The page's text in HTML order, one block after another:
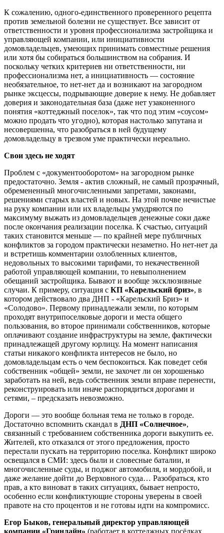
К сожалению, одного-единственного проверенного рецепта
против земельной болезни не существует. Все зависит от
ответственности и уровня профессионализма застройщика и
управляющей компании, или инициативности
домовладельцев, умеющих принимать совместные решения
или хотя бы собираться большинством на собрания. И
поскольку четких критериев ни ответственности, ни
профессионализма нет, а инициативность — состояние
необязательное, то нет-нет да и возникают на загородном
рынке эксцессы, подрывающие доверие к нему. Не добавляет
доверия и законодательная база (даже нет узаконенного
понятия «коттеджный поселок», так что под этим «соусом»
можно продать что угодно), которая настолько запутана и
несовершенна, что разобраться в ней будущему
домовладельцу в трезвом уме практически нереально.
Свои здесь не ходят
Проблем с «документооборотом» на загородном рынке
предостаточно. Земля - актив сложный, не самый прозрачный,
обремененный многочисленными запретами, законами,
решениями старых властей и новых. На этой почве нечистые
на руку компании или их владельцы умудряются по
максимуму выжать из домовладельцев денежные соки даже
после окончания реализации поселка. К счастью, ситуаций
таких становится меньше — по крайней мере публичных
конфликтов за городом практически незаметно. Но нет-нет да
и встретишь комментарии озлобленных клиентов,
недовольных то высокими тарифами, то некачественной
работой управляющей компании, то невыполнением
обещаний застройщика. Бывают и вообще эксклюзивные
случаи. К примеру, ситуация с КП «Карельский бриз», в
котором действовало два ДНП - «Карельский Бриз» и
«Солодово». Первому принадлежали земли, по которым
проходят внутрипоселковые дороги и места общего
пользования, во второе принимали собственников, которые
оплачивают создание инфраструктуры на земле, фактически
принадлежащей другому юрлицу. На момент написания
статьи никакого конфликта интересов не было, но
домовладельцам есть о чем беспокоиться. Как поведет себя
собственник «общей» земли, не захочет ли он хорошенько
заработать на ней, ведь собственник земли вправе перенести,
реконструировать или иначе распорядиться дорогами и
сетями, – предсказать невозможно.
Дороги — это вообще больная тема не только в городе.
Достаточно вспомнить скандал в ДНП «Солнечное»,
связанный с требованием собственника дороги выкупить ее.
Жителей, кто отказался от этого предложения, просто
перестали пускать на территорию поселка. Конфликт широко
освещался в СМИ: здесь были и словесные баталии, и
многочисленные суды, и поджог автомобиля, и мордобой, и
даже желание дойти до Верховного суда… Разобраться, кто
прав, а кто виноват в таких ситуациях, бывает непросто,
особенно если конфликтующие стороны уверены в своей
правоте на сто процентов и не готовы идти на компромисс.
Егор Быков, генеральный директор управляющей
компании «Гринлайн» (работает в коттеджных посёлках